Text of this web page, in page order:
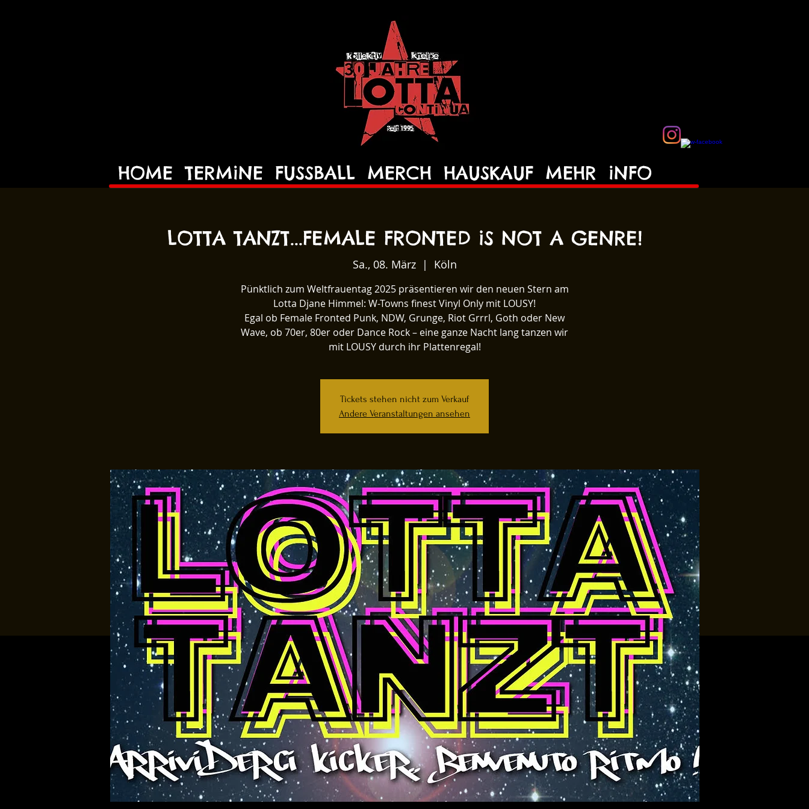
HOME TERMiNE FUSSBALL MERCH HAUSKAUF MEHR iNFO
LOTTA TANZT...FEMALE FRONTED iS NOT A GENRE!
Sa., 08. März
  |
Köln
Pünktlich zum Weltfrauentag 2025 präsentieren wir den neuen Stern am
Lotta Djane Himmel: W-Towns finest Vinyl Only mit LOUSY!
Egal ob Female Fronted Punk, NDW, Grunge, Riot Grrrl, Goth oder New
Wave, ob 70er, 80er oder Dance Rock – eine ganze Nacht lang tanzen wir
mit LOUSY durch ihr Plattenregal!
Tickets stehen nicht zum Verkauf
Andere Veranstaltungen ansehen